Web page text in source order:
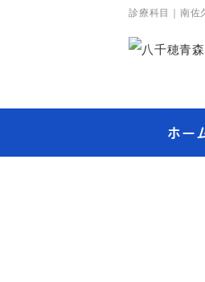
診療科目｜南佐
ホー